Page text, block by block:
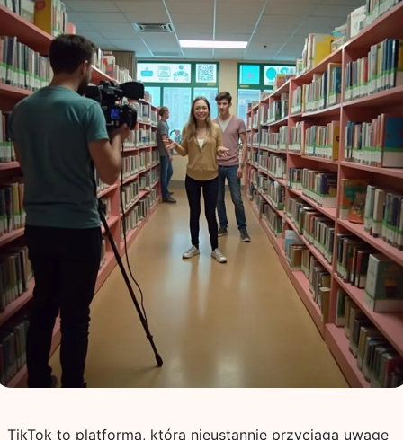
TikTok to platforma, która nieustannie przyciąga uwagę